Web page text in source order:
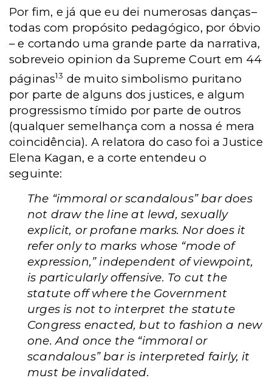
Por fim, e já que eu dei numerosas danças–
todas com propósito pedagógico, por óbvio
– e cortando uma grande parte da narrativa,
sobreveio opinion da Supreme Court em 44
páginas13 de muito simbolismo puritano
por parte de alguns dos justices, e algum
progressismo tímido por parte de outros
(qualquer semelhança com a nossa é mera
coincidência). A relatora do caso foi a Justice
Elena Kagan, e a corte entendeu o
seguinte:
The “immoral or scandalous” bar does
not draw the line at lewd, sexually
explicit, or profane marks. Nor does it
refer only to marks whose “mode of
expression,” independent of viewpoint,
is particularly offensive. To cut the
statute off where the Government
urges is not to interpret the statute
Congress enacted, but to fashion a new
one. And once the “immoral or
scandalous” bar is interpreted fairly, it
must be invalidated.